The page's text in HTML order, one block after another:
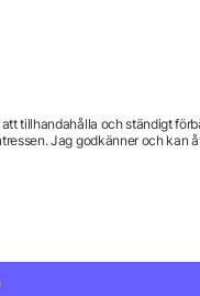
Deale läppcerat